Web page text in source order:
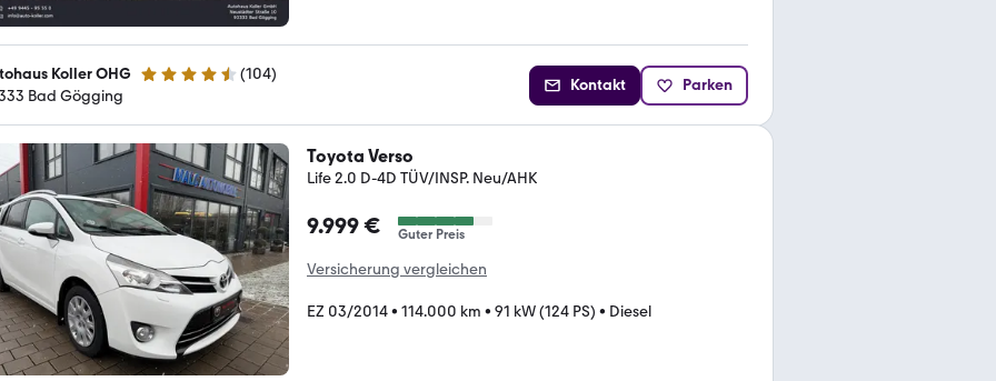
Koller OHG 4.3 Sterne (104)
Bad Gögging
Kontakt Parken
Toyota Verso
Life 2.0 D-4D TÜV/INSP. Neu/AHK
9.999 € Guter Preis
Versicherung vergleichen
EZ 03/2014• 114.000 km • 91 kW (124 PS) • Diesel